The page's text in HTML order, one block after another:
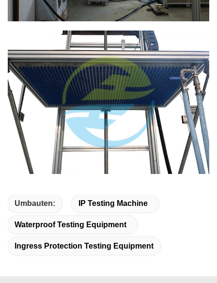
Umbauten: IP Testing Machine
Waterproof Testing Equipment
Ingress Protection Testing Equipment